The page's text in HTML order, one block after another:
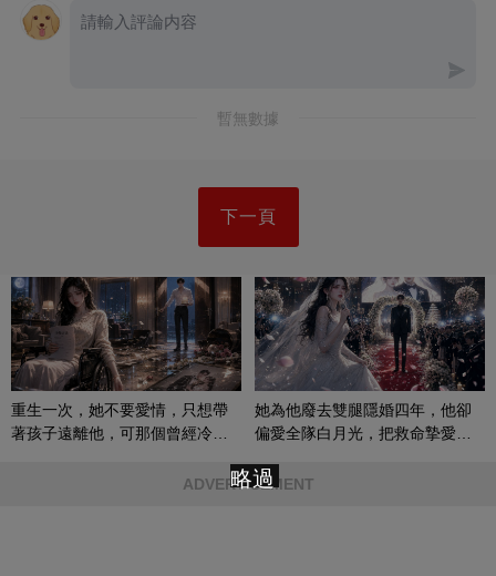
暫無數據
下一頁
重生一次，她不要愛情，只想帶
著孩子遠離他，可那個曾經冷漠
她為他廢去雙腿隱婚四年，他卻
偏愛全隊白月光，把救命摯愛當
ADVERTISEMENT
略過